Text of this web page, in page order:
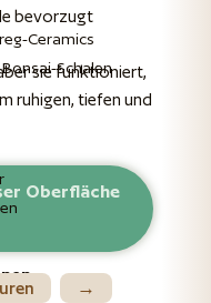
bevorzugt
sie funktioniert,
ruhigen, tiefen und
Oberfläche
→
Ceramics
Schalen